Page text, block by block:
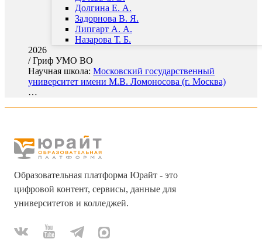
Долгина Е. А.
Задорнова В. Я.
Липгарт А. А.
Назарова Т. Б.
2026
/Гриф УМО ВО
Научная школа: Московский государственный
университет имени М.В. Ломоносова (г. Москва)
…
Образовательная платформа Юрайт - это
цифровой контент, сервисы, данные для
университетов и колледжей.